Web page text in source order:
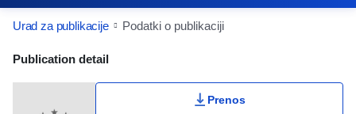
Urad za publikacije Podatki o publikaciji
Publication Detail Actions Portlet
Publication detail
Prenos